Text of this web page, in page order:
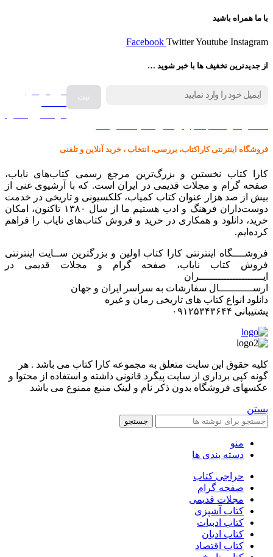
با ما همراه باشید
Facebook TwitterYoutube Instagram
از جدیدترین تخفیف ها با خبر شوید …
فروش انواع
فروشگاه اینترنتی کاراکتاب، بررسی، انتخاب ، خرید آنلاین و تلفنی
کارا کتاب نخستین و بزرگ‌ترین مرجع رسمی کتاب‌های نایاب،
صفحه گرام و مجلات قدیمی در ایران است. که با آرشیوی غنی از
بیش از صد هزار عنوان کتاب کمیاب، کلکسیونی و تاریخی در خدمت
دوست‌داران فرهنگ و ادب هستیم ما از سال ۱۳۸۰ تاکنون، امکان
خرید، دانلود و همکاری در خرید و فروش کتاب‌های نایاب را فراهم
کرده‌ایم.
فروشــــگاه اینترنتی کارا کتاب اولین و بزرگترین ســایت اینترنتی
فروش کتاب نایاب، صفحه گرام و مجلات قدیمی در
ایـــــــــــــــــــــران
ارســـــــــــال سفارشات به سراسر ایران و جهان
دانلود انواع کتاب های تاریخی رمان و غیره
پشتیبانی ۰۹۱۲۵۳۴۳۶۴۴
کليه حقوق اين سايت متعلق به مجموعه کارا کتاب می باشد . هر
گونه کپی برداری از سایت پیگرد قانونی داشته و استفاده از محتوا و
عکسهای فروشگاه بدون ذکر نام و لینک منبع ممنوع می باشد
بستن
جستجو
منو
دسته بندی ها
حراجی کتاب
صفحه گرام
مجلات قدیمی
کتاب آشپزی
کتاب ادبیات
کتاب ادیان
کتاب اقتصاد